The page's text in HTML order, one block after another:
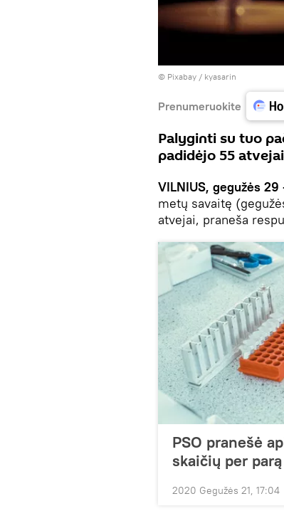
© Рixabay / kyasarin
Prenumeruokite
Palyginti su tuo
padidėjo 55
VILNIUS, gegužės
metų savaitę
atvejai, praneša
PSO pranešė
skaičių per parą
2020 Gegužės 21, 17:04